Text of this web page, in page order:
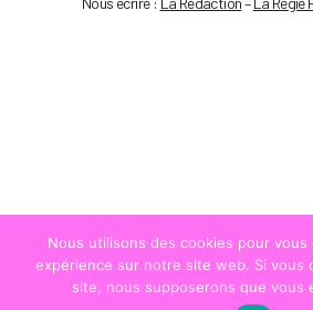
Nous utilisons des cookies pour vous
expérience sur notre site web. Si vous
site, nous supposerons que vous